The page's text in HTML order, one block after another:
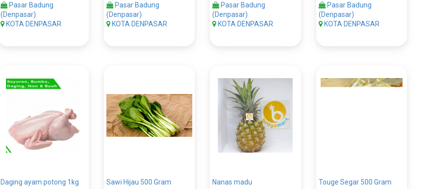
Pasar Badung
(Denpasar)
KOTA DENPASAR
Pasar Badung
(Denpasar)
KOTA DENPASAR
Pasar Badung
(Denpasar)
KOTA DENPASAR
Pasar Badung
(Denpasar)
KOTA DENPASAR
Daging ayam potong 1kg Sawi Hijau 500 Gram Nanas madu Touge Segar 500 Gram